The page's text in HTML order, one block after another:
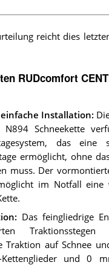
reicht dies
RUDcomfort
Installation:
N894 Schneekette
das eine
ermöglicht, ohne
muss. Der
im Notfall eine
: Das feingliedrige
Traktion auf Schnee
Kettenglieder und 0